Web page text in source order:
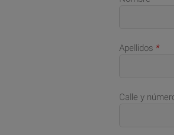
Apellidos *
Calle y